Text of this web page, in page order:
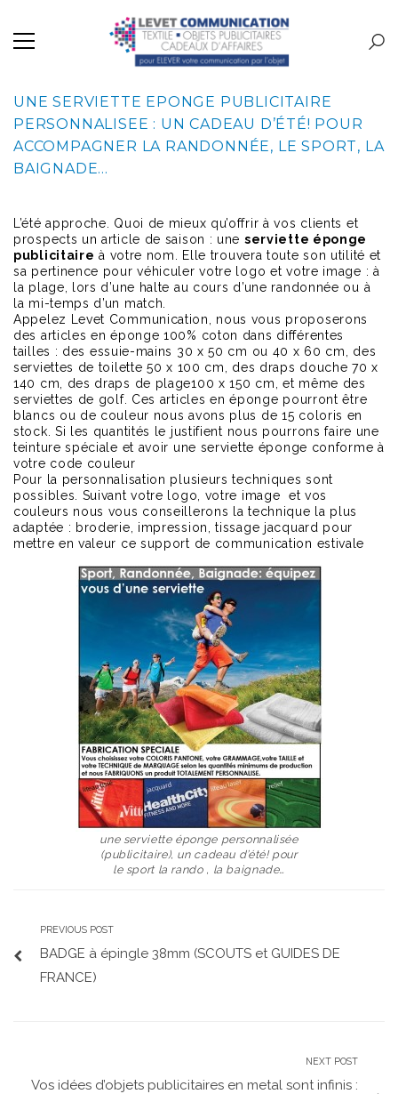
UNE SERVIETTE EPONGE PUBLICITAIRE
PERSONNALISEE : UN CADEAU D’ÉTÉ! POUR
ACCOMPAGNER LA RANDONNÉE, LE SPORT, LA
BAIGNADE…
L’été approche. Quoi de mieux qu’offrir à vos clients et
prospects un article de saison : une serviette éponge
publicitaire à votre nom. Elle trouvera toute son utilité et
sa pertinence pour véhiculer votre logo et votre image : à
la plage, lors d’une halte au cours d’une randonnée ou à
la mi-temps d’un match.
Appelez Levet Communication, nous vous proposerons
des articles en éponge 100% coton dans différentes
tailles : des essuie-mains 30 x 50 cm ou 40 x 60 cm, des
serviettes de toilette 50 x 100 cm, des draps douche 70 x
140 cm, des draps de plage100 x 150 cm, et même des
serviettes de golf. Ces articles en éponge pourront être
blancs ou de couleur nous avons plus de 15 coloris en
stock. Si les quantités le justifient nous pourrons faire une
teinture spéciale et avoir une serviette éponge conforme à
votre code couleur
Pour la personnalisation plusieurs techniques sont
possibles. Suivant votre logo, votre image et vos
couleurs nous vous conseillerons la technique la plus
adaptée : broderie, impression, tissage jacquard pour
mettre en valeur ce support de communication estivale
une serviette éponge personnalisée
(publicitaire), un cadeau d’été! pour
le sport la rando , la baignade…
PREVIOUS POST
BADGE à épingle 38mm (SCOUTS et GUIDES DE
FRANCE)
NEXT POST
Vos idées d’objets publicitaires en metal sont infinis :